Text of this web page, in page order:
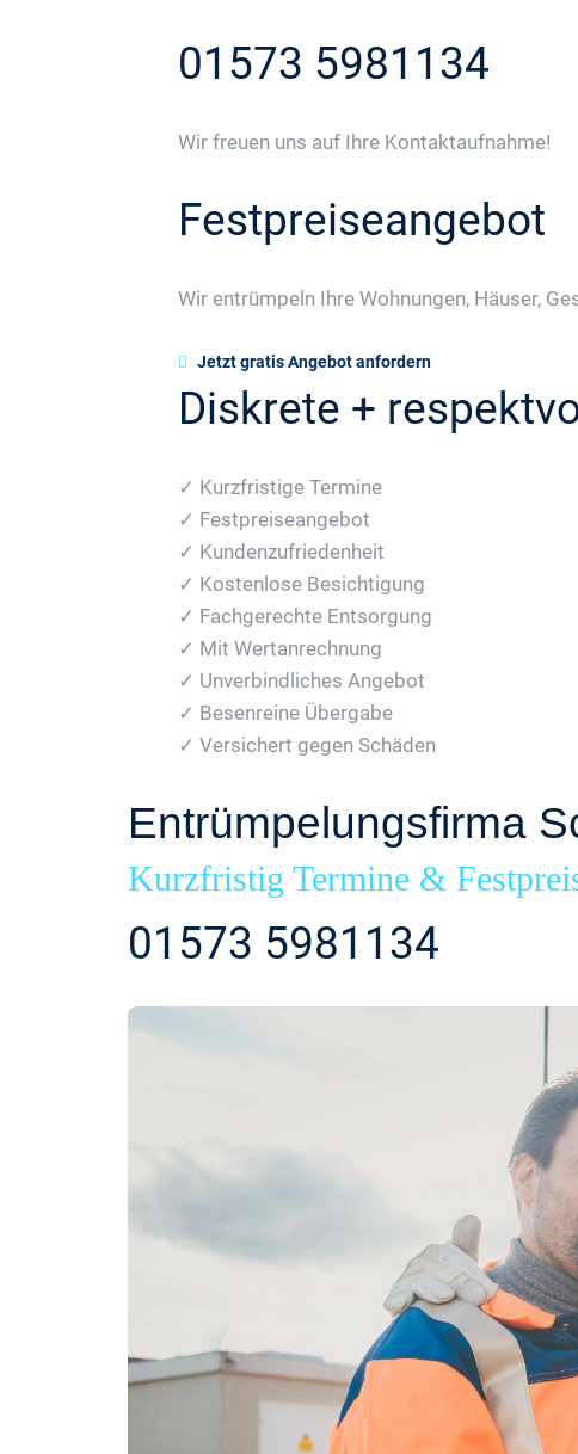
01573 5981134
Wir freuen uns auf Ihre Kontaktaufnahme!
Festpreiseangebot
Wir entrümpeln Ihre Wohnungen, Häuser,
Jetzt gratis Angebot anfordern
Diskrete +
✓ Kurzfristige Termine
✓ Festpreiseangebot
✓ Kundenzufriedenheit
✓ Kostenlose Besichtigung
✓ Fachgerechte Entsorgung
✓ Mit Wertanrechnung
✓ Unverbindliches Angebot
✓ Besenreine Übergabe
✓ Versichert gegen Schäden
Entrümpelungsfirma
Kurzfristig Termine &
01573 5981134